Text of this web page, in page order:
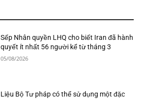
Sếp Nhân quyền LHQ cho biết Iran đã hành
quyết ít nhất 56 người kể từ tháng 3
05/08/2026
Liệu Bộ Tư pháp có thể sử dụng một đặc